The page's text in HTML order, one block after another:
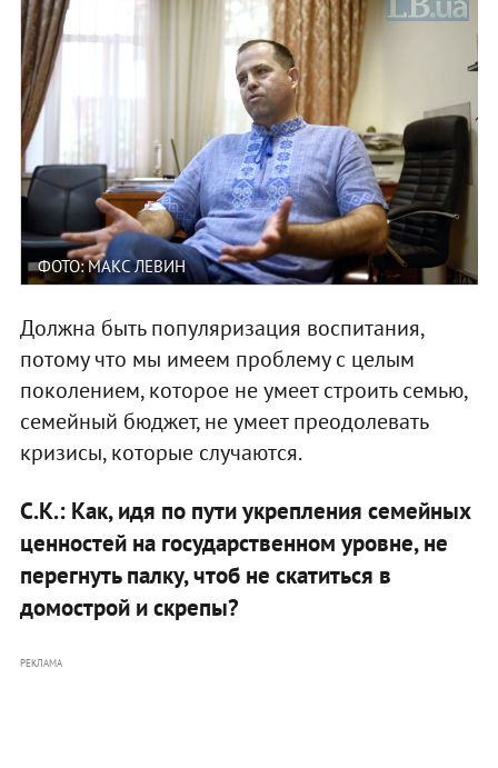
ФОТО: МАКС ЛЕВИН
Должна быть популяризация воспитания,
потому что мы имеем проблему с целым
поколением, которое не умеет строить семью,
семейный бюджет, не умеет преодолевать
кризисы, которые случаются.
С.К.: Как, идя по пути укрепления семейных
ценностей на государственном уровне, не
перегнуть палку, чтоб не скатиться в
домострой и скрепы?
РЕКЛАМА